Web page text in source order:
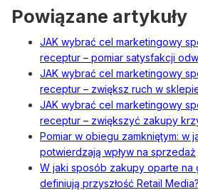
Powiązane artykuły
JAK wybrać cel marketingowy
receptur – pomiar satysfakcji
JAK wybrać cel marketingowy
receptur – zwiększ ruch w
JAK wybrać cel marketingowy
receptur – zwiększyć zakupy
Pomiar w obiegu zamkniętym: w
potwierdzają wpływ na sprzedaż
W jaki sposób zakupy oparte na
definiują przyszłość Retail Media?